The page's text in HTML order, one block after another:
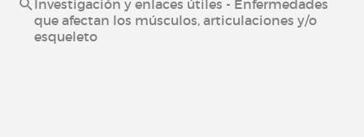
Investigación y enlaces útiles - Enfermedades
que afectan los músculos, articulaciones y/o
esqueleto